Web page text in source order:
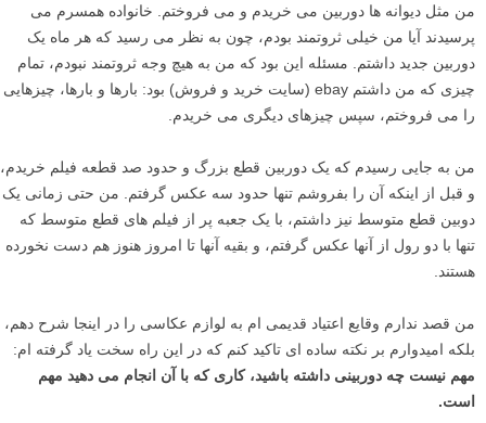
من مثل دیوانه ها دوربین می خریدم و می فروختم. خانواده همسرم می
پرسیدند آیا من خیلی ثروتمند بودم، چون به نظر می رسید که هر ماه یک
دوربین جدید داشتم. مسئله این بود که من به هیچ وجه ثروتمند نبودم، تمام
چیزی که من داشتم ebay (سایت خرید و فروش) بود: بارها و بارها، چیزهایی
را می فروختم، سپس چیزهای دیگری می خریدم.
من به جایی رسیدم که یک دوربین قطع بزرگ و حدود صد قطعه فیلم خریدم،
و قبل از اینکه آن را بفروشم تنها حدود سه عکس گرفتم. من حتی زمانی یک
دوبین قطع متوسط نیز داشتم، با یک جعبه پر از فیلم های قطع متوسط که
تنها با دو رول از آنها عکس گرفتم، و بقیه آنها تا امروز هنوز هم دست نخورده
هستند.
من قصد ندارم وقایع اعتیاد قدیمی ام به لوازم عکاسی را در اینجا شرح دهم،
بلکه امیدوارم بر نکته ساده ای تاکید کنم که در این راه سخت یاد گرفته ام:
مهم نیست چه دوربینی داشته باشید، کاری که با آن انجام می دهید مهم
است.